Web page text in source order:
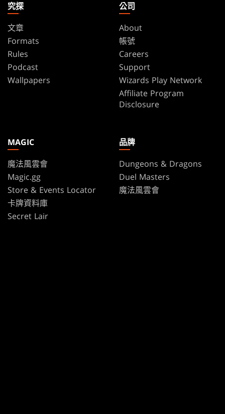
究探
文章
Formats
Rules
Podcast
Wallpapers
公司
About
帳號
Careers
Support
Wizards Play Network
Affiliate Program
Disclosure
MAGIC
魔法風雲會
Magic.gg
Store & Events Locator
卡牌資料庫
Secret Lair
品牌
Dungeons & Dragons
Duel Masters
魔法風雲會